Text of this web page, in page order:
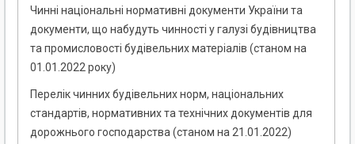
Чинні національні нормативні документи України та
документи, що набудуть чинності у галузі будівництва
та промисловості будівельних матеріалів (станом на
01.01.2022 року)
Перелік чинних будівельних норм, національних
стандартів, нормативних та технічних документів для
дорожнього господарства (станом на 21.01.2022)